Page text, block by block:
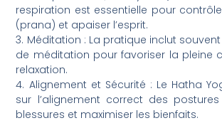
respiration est essentielle pour
(prana) et apaiser l’esprit.
3. Méditation : La pratique inclut
de méditation pour favoriser la pleine
relaxation.
4. Alignement et Sécurité : Le Hatha
sur l’alignement correct des
blessures et maximiser les bienfaits.